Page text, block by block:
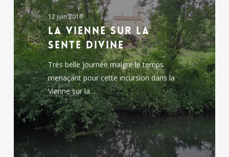
sente
divine
12 juin 2016
La Vienne sur la
sente divine
Très belle journée malgré le temps
menaçant pour cette incursion dans la
Vienne sur la…